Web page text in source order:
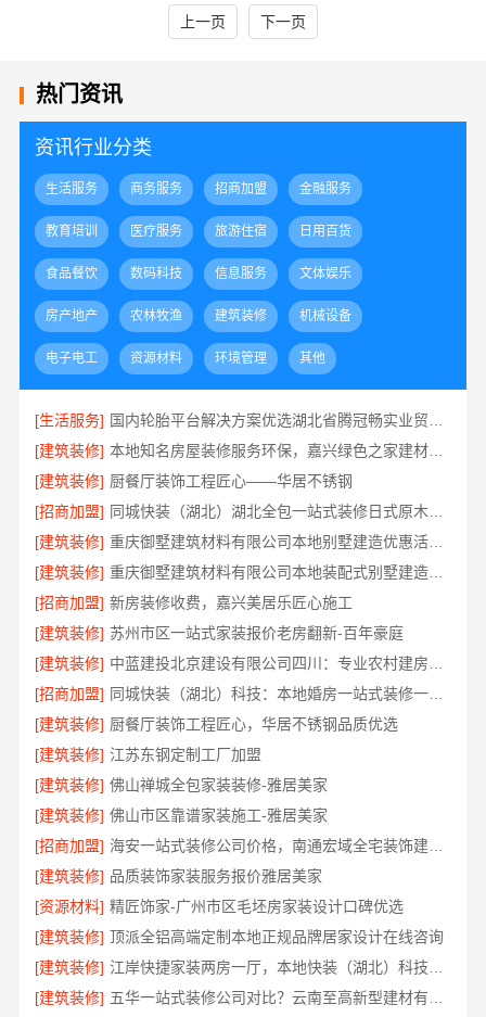
上一页 下一页
热门资讯
资讯行业分类
生活服务 商务服务 招商加盟 金融服务
教育培训 医疗服务 旅游住宿 日用百货
食品餐饮 数码科技 信息服务 文体娱乐
房产地产 农林牧渔 建筑装修 机械设备
电子电工 资源材料 环境管理 其他
[生活服务]
[建筑装修]
本地知名房屋装修服务环保，嘉兴绿色之家建材科技绿色首选
[建筑装修] 厨餐厅装饰工程匠心——华居不锈钢
[招商加盟]
[建筑装修]
重庆御墅建筑材料有限公司本地别墅建造优惠活动抗震防风
[建筑装修]
重庆御墅建筑材料有限公司本地装配式别墅建造零增项
[招商加盟] 新房装修收费，嘉兴美居乐匠心施工
[建筑装修] 苏州市区一站式家装报价老房翻新-百年豪庭
[建筑装修]
[招商加盟]
同城快装（湖北）科技：本地婚房一站式装修一口价工期保障
[建筑装修] 厨餐厅装饰工程匠心，华居不锈钢品质优选
[建筑装修] 江苏东钢定制工厂加盟
[建筑装修] 佛山禅城全包家装装修-雅居美家
[建筑装修] 佛山市区靠谱家装施工-雅居美家
[招商加盟]
海安一站式装修公司价格，南通宏域全宅装饰建材有限公司报价透明
[建筑装修] 品质装饰家装服务报价雅居美家
[资源材料] 精匠饰家-广州市区毛坯房家装设计口碑优选
[建筑装修] 顶派全铝高端定制本地正规品牌居家设计在线咨询
[建筑装修]
[建筑装修]